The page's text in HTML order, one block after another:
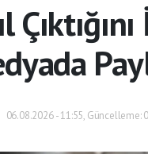
06.08.2026 - 11:55, Güncelleme: